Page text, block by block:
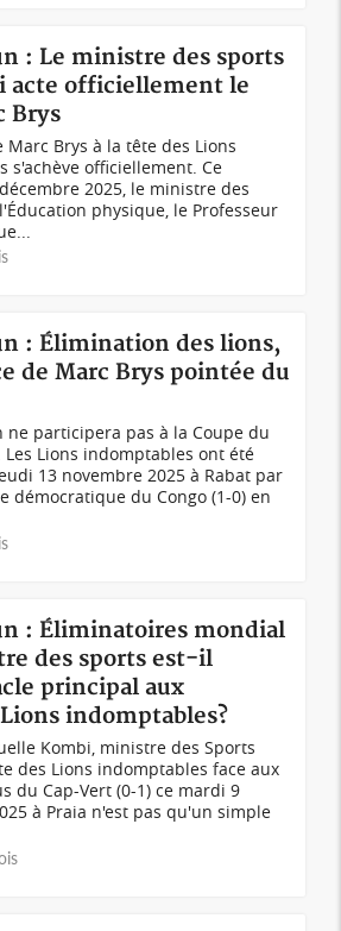
: Le ministre des sports
acte officiellement le
Brys
Marc Brys à la tête des Lions
s'achève officiellement. Ce
2025, le ministre des
physique, le Professeur
: Élimination des lions,
de Marc Brys pointée du
ne participera pas à la Coupe du
Les Lions indomptables ont été
13 novembre 2025 à Rabat par
démocratique du Congo (1-0) en
: Éliminatoires mondial
des sports est-il
principal aux
indomptables?
Kombi, ministre des Sports
des Lions indomptables face aux
du Cap-Vert (0-1) ce mardi 9
à Praia n'est pas qu'un simple